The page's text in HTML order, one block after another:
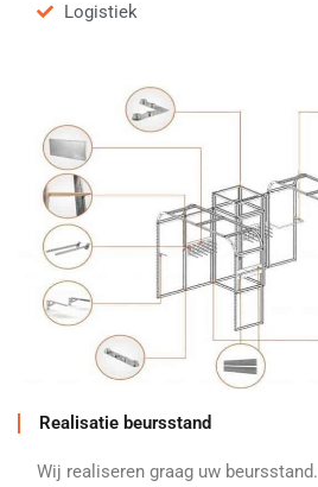
Logistiek
Realisatie beursstand
Wij realiseren graag uw beursstand.